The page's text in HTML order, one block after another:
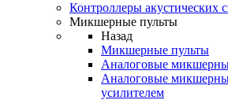
Контроллеры акустических
Микшерные пульты
Назад
Микшерные пульты
Аналоговые
Аналоговые
усилителем